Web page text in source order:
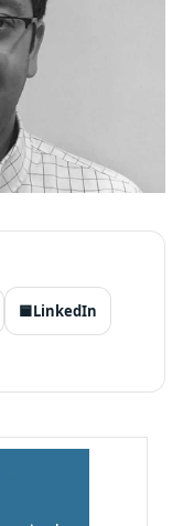
🟦LinkedIn